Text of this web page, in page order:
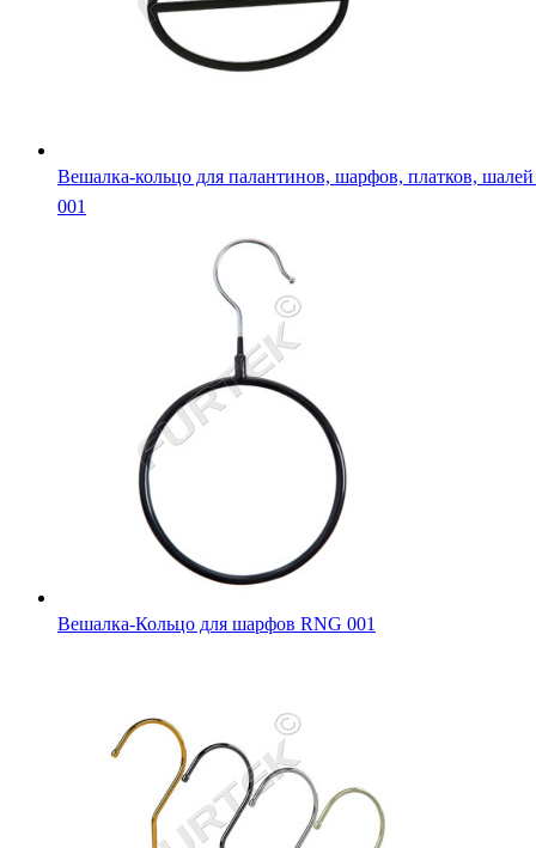
Вешалка-кольцо для палантинов, шарфов, платков,
001
Вешалка-Кольцо для шарфов RNG 001